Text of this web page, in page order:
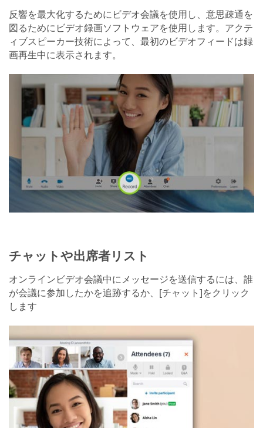
反響を最大化するためにビデオ会議を使用し、意思疎通を
図るためにビデオ録画ソフトウェアを使用します。アクテ
ィブスピーカー技術によって、最初のビデオフィードは録
画再生中に表示されます。
チャットや出席者リスト
オンラインビデオ会議中にメッセージを送信するには、誰
が会議に参加したかを追跡するか、[チャット]をクリック
します